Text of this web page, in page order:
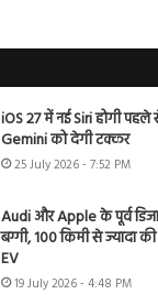
iOS 27 में नई Siri होगी पहले
Gemini को देगी टक्कर
25 July 2026 - 7:52 PM
Audi और Apple के पूर्व
बग्गी, 100 किमी से ज्यादा
EV
19 July 2026 - 4:48 PM